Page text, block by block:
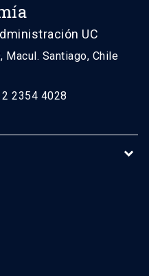
UC
Macul. Santiago, Chile
2354 4028